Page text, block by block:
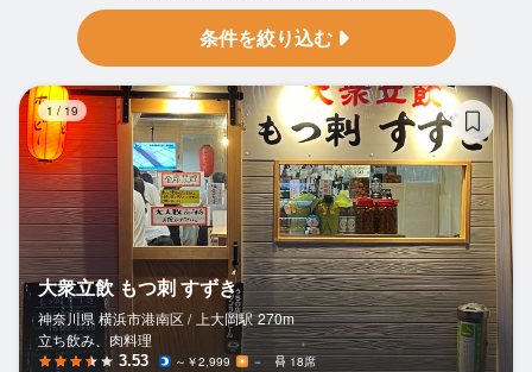
条件を絞り込む
1 / 19
大衆立飲 もつ刺 すずき
神奈川県 横浜市港南区 / 上大岡駅 270m
立ち飲み、肉料理
3.53 ～￥2,999 － 18席